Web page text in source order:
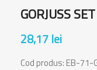
GORJUSS
28,17 lei
Cod produs: EB-71-